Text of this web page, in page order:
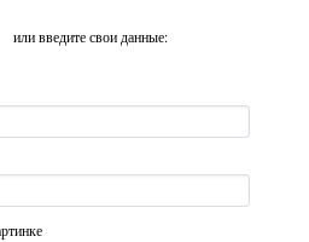
или введите свои данные: